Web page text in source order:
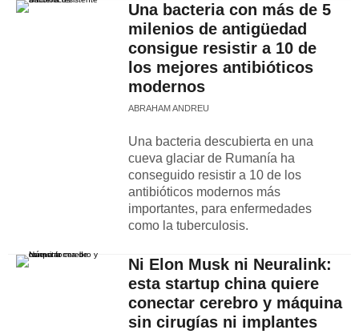
Una bacteria con más de 5
milenios de antigüedad
consigue resistir a 10 de
los mejores antibióticos
modernos
ABRAHAM ANDREU
Una bacteria descubierta en una
cueva glaciar de Rumanía ha
conseguido resistir a 10 de los
antibióticos modernos más
importantes, para enfermedades
como la tuberculosis.
Ni Elon Musk ni Neuralink:
esta startup china quiere
conectar cerebro y máquina
sin cirugías ni implantes